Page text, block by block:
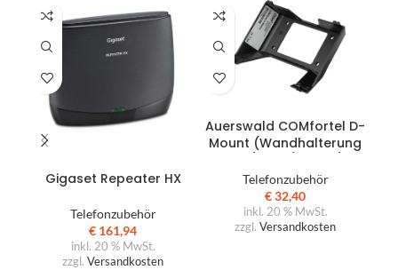
Gigaset Repeater HX
Telefonzubehör
€ 161,94
inkl. 20 % MwSt.
zzgl. Versandkosten
Auerswald COMfortel D-
Mount (Wandhalterung
210/D-400)
Telefonzubehör
€32,40
inkl. 20 % MwSt.
zzgl. Versandkosten